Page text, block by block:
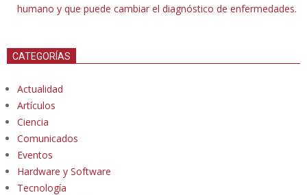
humano y que puede cambiar el diagnóstico de enfermedades.
CATEGORÍAS
Actualidad
Artículos
Ciencia
Comunicados
Eventos
Hardware y Software
Tecnología